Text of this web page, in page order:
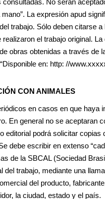
No serán
La expresión apud
trabajo. Sólo deben citarse
el trabajo original.
obras obtenidas a través
en: http: //
CON ANIMALES
en casos en que
En general no se aceptaran
editorial podrá solicitar
debe escribir en extenso
de la SBCAL (Sociedad
del trabajo, mediante una
del producto,
la ciudad, estado y el país.